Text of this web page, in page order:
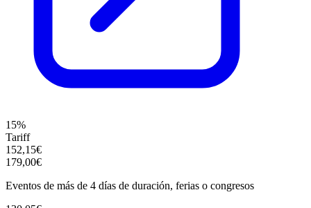
15%
Tariff
152,15€
179,00€
Eventos de más de 4 días de duración, ferias o congresos